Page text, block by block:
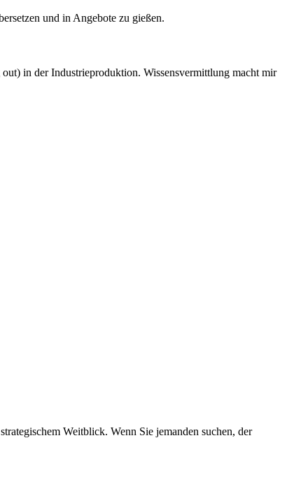
und in Angebote zu gießen.
in der Industrieproduktion. Wissensvermittlung macht mir
Weitblick. Wenn Sie jemanden suchen, der